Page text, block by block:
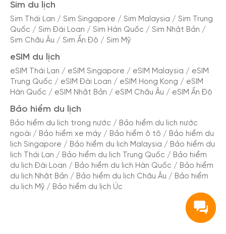
Sim du lịch
Sim Thái Lan / Sim Singapore / Sim Malaysia / Sim Trung
Quốc / Sim Đài Loan / Sim Hàn Quốc / Sim Nhật Bản /
Sim Châu Âu / Sim Ấn Độ / Sim Mỹ
eSIM du lịch
eSIM Thái Lan / eSIM Singapore / eSIM Malaysia / eSIM
Trung Quốc / eSIM Đài Loan / eSIM Hong Kong / eSIM
Hàn Quốc / eSIM Nhật Bản / eSIM Châu Âu / eSIM Ấn Độ
Bảo hiểm du lịch
Bảo hiểm du lịch trong nước / Bảo hiểm du lịch nước
ngoài / Bảo hiểm xe máy / Bảo hiểm ô tô / Bảo hiểm du
lịch Singapore / Bảo hiểm du lịch Malaysia / Bảo hiểm du
lịch Thái Lan / Bảo hiểm du lịch Trung Quốc / Bảo hiểm
du lịch Đài Loan / Bảo hiểm du lịch Hàn Quốc / Bảo hiểm
du lịch Nhật Bản / Bảo hiểm du lịch Châu Âu / Bảo hiểm
du lịch Mỹ / Bảo hiểm du lịch Úc